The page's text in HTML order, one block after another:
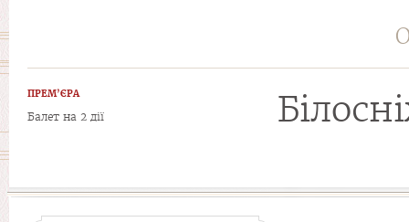
ПРЕМ’ЄРА
Балет на 2 дії